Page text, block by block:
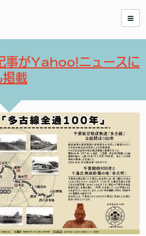
がYahoo!ニュースに
掲載